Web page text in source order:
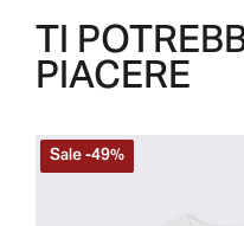
TI
PIACERE
Sale-49%